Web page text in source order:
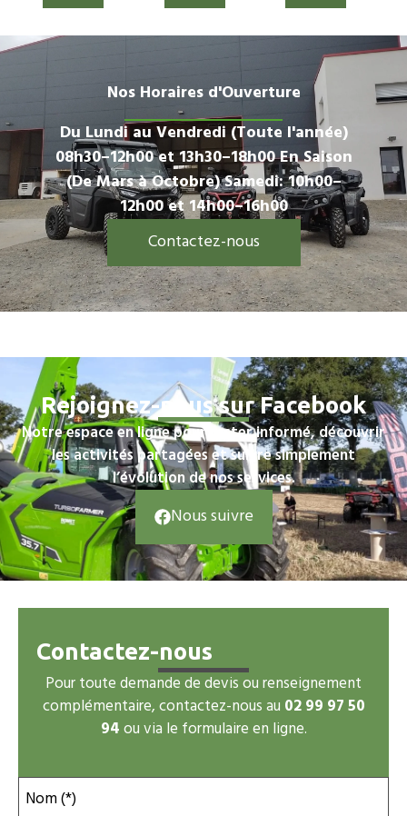
Nos Horaires d'Ouverture
Du Lundi au Vendredi (Toute l'année)
08h30–12h00 et 13h30–18h00 En Saison
(De Mars à Octobre) Samedi: 10h00–
12h00 et 14h00–16h00
Contactez-nous
Rejoignez-nous sur Facebook
Notre espace en ligne pour rester informé, découvrir
les activités partagées et suivre simplement
l’évolution de nos services.
Nous suivre
Contactez-nous
Pour toute demande de devis ou renseignement
complémentaire, contactez-nous au 02 99 97 50
94ou via le formulaire en ligne.
Nom (*)